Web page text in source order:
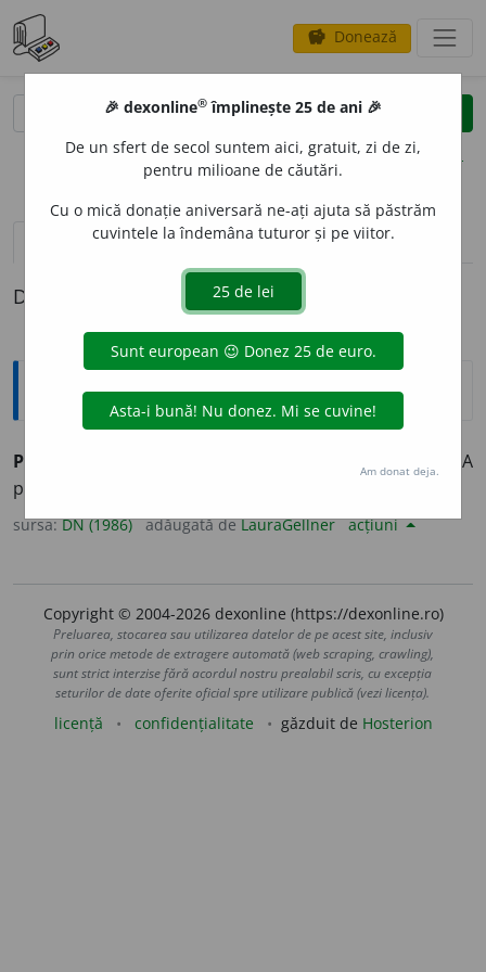
savings Donează
clear
opțiuni
definiții (1) pronunțievolume_up (50)
Definiția cu ID-ul 433487:
Explicative DEX
PROB
A
pune la probă; a încerca. [<
sursa:DN (1986) adăugată deLauraGellner acțiuni
Copyright © 2004-2026 dexonline (https://dexonline.ro)
Preluarea, stocarea sau utilizarea datelor de pe acest site, inclusiv
prin orice metode de extragere automată (web scraping, crawling),
sunt strict interzise fără acordul nostru prealabil scris, cu excepția
seturilor de date oferite oficial spre utilizare publică (vezi licența).
licență confidențialitate găzduit de Hosterion
🎉 dexonline® împlinește 25 de ani 🎉
De un sfert de secol suntem aici, gratuit, zi de zi,
pentru milioane de căutări.
Cu o mică donație aniversară ne-ați ajuta să păstrăm
cuvintele la îndemâna tuturor și pe viitor.
Am donat deja.